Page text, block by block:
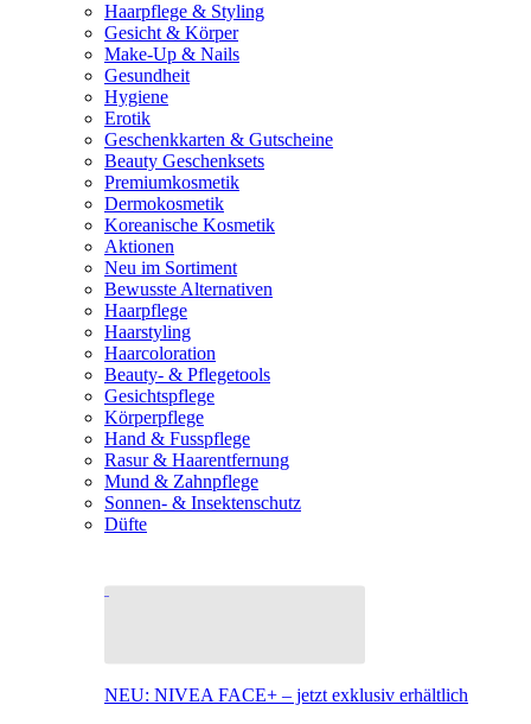
Haarpflege & Styling
Gesicht & Körper
Make-Up & Nails
Gesundheit
Hygiene
Erotik
Geschenkkarten & Gutscheine
Beauty Geschenksets
Premiumkosmetik
Dermokosmetik
Koreanische Kosmetik
Aktionen
Neu im Sortiment
Bewusste Alternativen
Haarpflege
Haarstyling
Haarcoloration
Beauty- & Pflegetools
Gesichtspflege
Körperpflege
Hand & Fusspflege
Rasur & Haarentfernung
Mund & Zahnpflege
Sonnen- & Insektenschutz
Düfte
NEU: NIVEA FACE+ – jetzt exklusiv erhältlich